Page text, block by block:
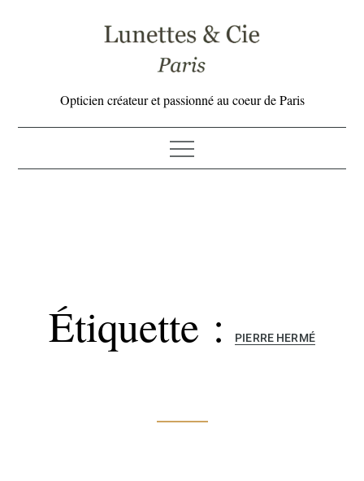
Opticien créateur et passionné au coeur de Paris
Étiquette : PIERRE HERMÉ